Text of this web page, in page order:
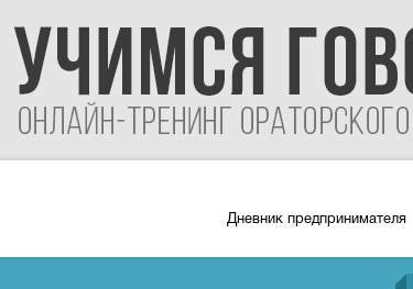
Дневник предпринимателя